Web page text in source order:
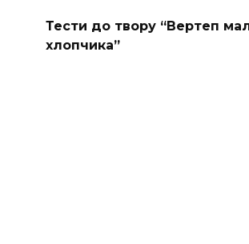
Тести до твору “Вертеп
хлопчика”